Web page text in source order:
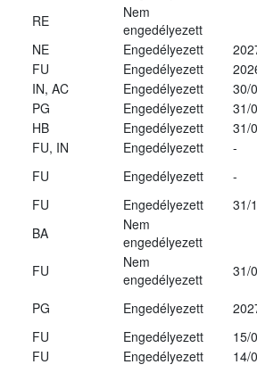
RE
Nem
engedélyezett
NE Engedélyezett
FU Engedélyezett
IN, AC Engedélyezett
30/
PG Engedélyezett
31/
HB Engedélyezett
31/
FU, IN Engedélyezett
-
FU Engedélyezett
-
FU Engedélyezett
31/
BA
Nem
engedélyezett
FU
Nem
engedélyezett
31/
PG Engedélyezett
FU Engedélyezett
15/
FU Engedélyezett
14/